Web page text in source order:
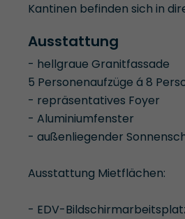
Kantinen befinden sich in
Ausstattung
- hellgraue Granitfassade
5 Personenaufzüge á 8
- repräsentatives Foyer
- Aluminiumfenster
- außenliegender
Ausstattung Mietflächen:
- EDV-